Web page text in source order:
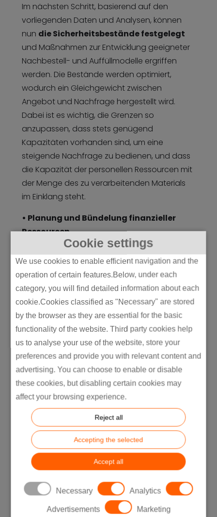
Cookie settings
We use cookies to enable efficient navigation and the
operation of certain features.Below, under each
category, you will find detailed information about each
cookie.Cookies classified as "Necessary" are stored
by the browser as they are essential for the basic
functionality of the website. Third party cookies help
us to analyse your use of the website, store your
preferences and provide you with relevant content and
advertising. You can choose to enable or disable
these cookies, but disabling certain cookies may
affect your browsing experience.
Reject all
Accepting the selected
Accept all
Necessary Analytics
Advertisements Marketing
Im nächsten Schritt, basierend auf den
vorliegenden Daten und Analysen, können
nun die Sicherheitsbestände festgelegt
und Maßnahmen zur Entwicklung geeigneter
Nachbestell- und Auffüllmodelle ergriffen
werden. Die Bestände werden optimiert,
wodurch ein Gleichgewicht zwischen
Angebot und Nachfrage hergestellt wird.
Dabei ist es wichtig, die Grenzen so
anzupassen, dass stets genügend
Kapazitäten vorhanden sind, um eine
steigende Nachfrage zu bedienen, und dass
die Kapazität der personellen Ressourcen mit
der Menge des zu verarbeitenden Materials
im Einklang steht.
• Planung und Bündelung finanzieller
Ressourcen
Abschließend müssen wir überdenken,
welche materiellen Ressourcen
umverteilt werden müssenund welche
finanziellen Kompromisse erforderlich sind,
damit die Prozesse reibungslos und effizient
ablaufen können.
Zum Beispiel investieren viele Unternehmen
mehr Aufwand in die Beschaffung von
Bauteilen, als es ideal wäre. Eine Lösung für
derartige Herausforderungen könnte darin
bestehen, bestimmte Produktionsstandorte
neu zu überdenken und die Fertigung von
Komponenten, die mit aufwendiger und
langwieriger Logistik verbunden sind, an einen
strategisch günstigeren Standort zu
verlagern.